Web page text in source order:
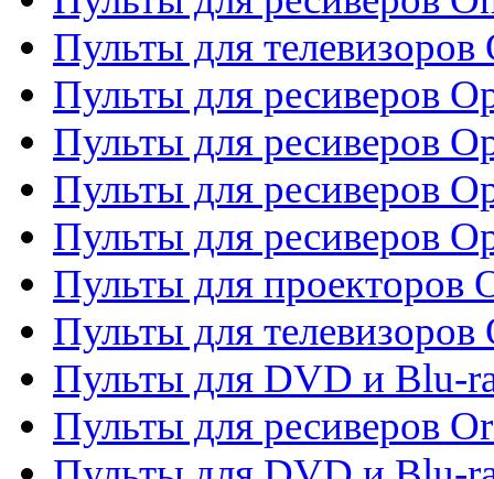
Пульты для телевизоров
Пульты для ресиверов
Пульты для ресиверов
Пульты для ресиверов
Пульты для ресиверов
Пульты для проекторов
Пульты для телевизоров
Пульты для DVD и Blu-
Пульты для ресиверов